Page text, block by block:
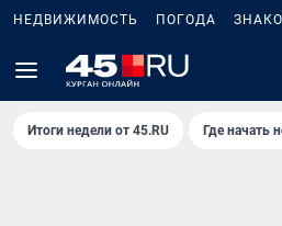
НЕДВИЖИМОСТЬ ПОГОДА
Итоги недели от 45.RU Где начать